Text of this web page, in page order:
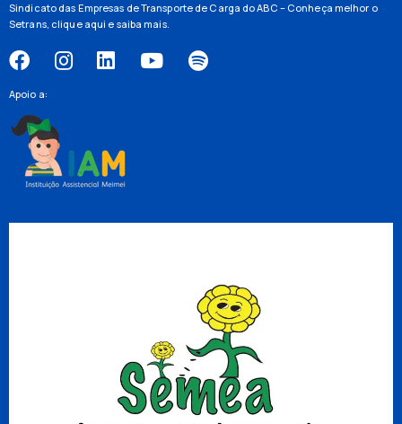
Sindicato das Empresas de Transporte de Carga do ABC – Conheça melhor o
Setrans, clique aqui e saiba mais.
Apoio a: